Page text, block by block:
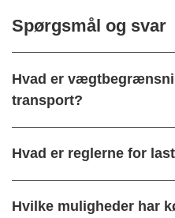
Spørgsmål og svar
Hvad er
transport?
Hvad er reglerne for
Hvilke muligheder har